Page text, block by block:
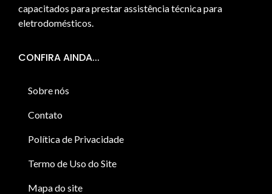
capacitados para prestar assistência técnica para
eletrodomésticos.
CONFIRA AINDA...
Sobre nós
Contato
Política de Privacidade
Termo de Uso do Site
Mapa do site